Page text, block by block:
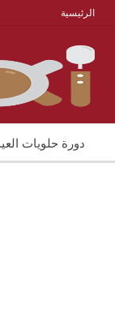
الرئيسية
دورة حلويات